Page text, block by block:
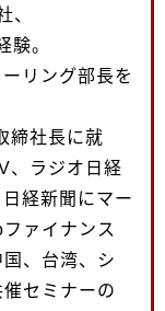
、
験。
リング部長を
締社長に就
、ラジオ日経
経新聞にマー
ァイナンス
、台湾、シ
セミナーの